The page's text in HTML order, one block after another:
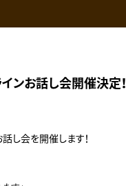
お話し会開催決定！
し会を開催します！